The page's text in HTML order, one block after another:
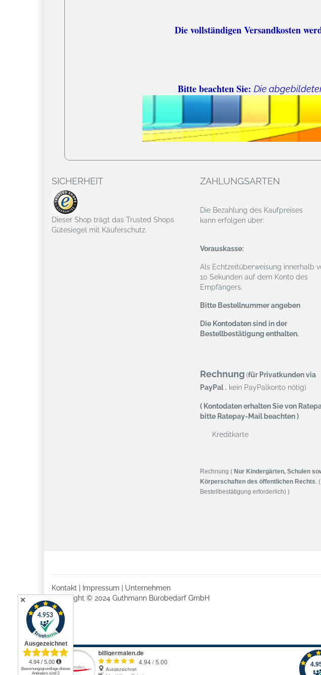
Versandkosten
Die vollständigen Versandkosten
Bitte beachten Sie: Die
SICHERHEIT
Dieser Shop trägt das Trusted Shops
Gütesiegel mit Käuferschutz.
ZAHLUNGSARTEN
Die Bezahlung des Kaufpreises
kann erfolgen über:
Vorauskasse:
Als Echtzeitüberweisung innerhalb
10 Sekunden auf dem Konto des
Empfängers.
Bitte Bestellnummer angeben
Die Kontodaten sind in der
Bestellbestätigung enthalten.
Rechnung (für Privatkunden via
PayPal, kein PayPalkonto nötig)
( Kontodaten erhalten Sie von
bitte Ratepay-Mail beachten )
Kreditkarte
Rechnung ( Nur Kindergärten, Schulen
Körperschaften des öffentlichen Rechts. (
Bestellbestätigung erforderlich) )
Kontakt Impressum
Unternehmen
Copyright © 2024 Guthmann Bürobedarf GmbH
✕